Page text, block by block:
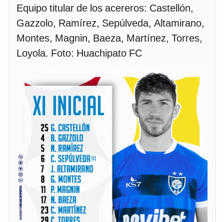
Equipo titular de los acereros: Castellón,
Gazzolo, Ramírez, Sepúlveda, Altamirano,
Montes, Magnin, Baeza, Martínez, Torres,
Loyola. Foto: Huachipato FC